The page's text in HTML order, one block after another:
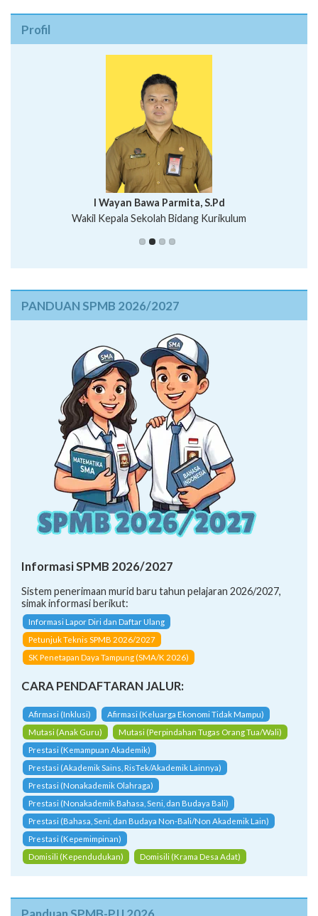
Profil
Putu Suhartana, S.Pd.
I Wayan Bawa Parmita, S.Pd
Wakil Kepala Sekolah Bidang Kurikulum
I Wayan Gede Aditya Pratita, S.Pd., M.Sn
Ni Wayan Nopi Sutantri, S.Pd.
PANDUAN SPMB 2026/2027
Informasi SPMB 2026/2027
Sistem penerimaan murid baru tahun pelajaran 2026/2027,
simak informasi berikut:
Informasi Lapor Diri dan Daftar Ulang
Petunjuk Teknis SPMB 2026/2027
SK Penetapan Daya Tampung (SMA/K 2026)
CARA PENDAFTARAN JALUR:
Afirmasi (Inklusi)
Afirmasi (Keluarga Ekonomi Tidak Mampu)
Mutasi (Anak Guru)
Mutasi (Perpindahan Tugas Orang Tua/Wali)
Prestasi (Kemampuan Akademik)
Prestasi (Akademik Sains, RisTek/Akademik Lainnya)
Prestasi (Nonakademik Olahraga)
Prestasi (Nonakademik Bahasa, Seni, dan Budaya Bali)
Prestasi (Bahasa, Seni, dan Budaya Non-Bali/Non Akademik Lain)
Prestasi (Kepemimpinan)
Domisili (Kependudukan)
Domisili (Krama Desa Adat)